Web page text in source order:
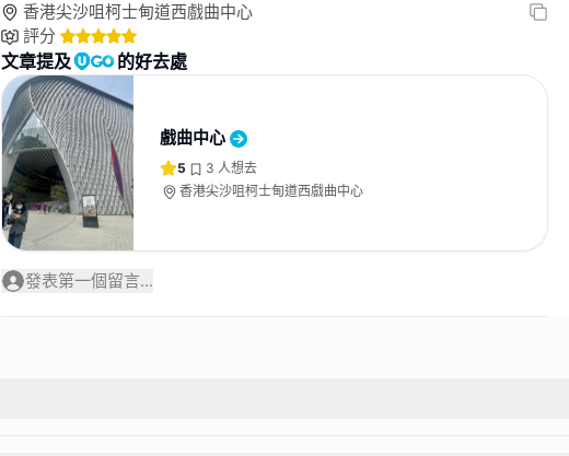
香港尖沙咀柯士甸道西戲曲中心
評分
文章提及 的好去處
戲曲中心
5 3 人想去
香港尖沙咀柯士甸道西戲曲中心
發表第一個留言...